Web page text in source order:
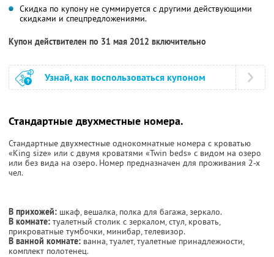
Скидка по купону не суммируется с другими действующими
скидками и спецпредложениями.
Купон действителен по 31 мая 2012 включительно
Узнай, как воспользоваться купоном
Стандартные двухместные номера.
Стандартные двухместные однокомнатные номера с кроватью
«King size» или с двумя кроватями «Twin beds» с видом на озеро
или без вида на озеро. Номер предназначен для проживания 2-х
чел.
В прихожей: шкаф, вешалка, полка для багажа, зеркало.
В комнате: туалетный столик с зеркалом, стул, кровать,
прикроватные тумбочки, минибар, телевизор.
В ванной комнате: ванна, туалет, туалетные принадлежности,
комплект полотенец.